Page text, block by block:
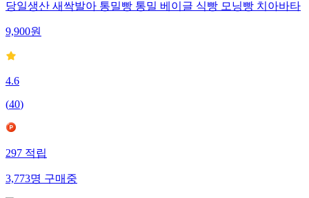
당일생산 새싹발아 통밀빵 통밀 베이글 식빵 모닝빵 치아바타
9,900원
4.6
(40)
297적립
3,773명구매중